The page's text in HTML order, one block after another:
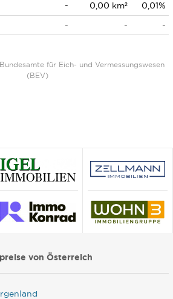
- 0,00 km²
0,01%
- - -
für Eich- und Vermessungswesen
(BEV)
von Österreich